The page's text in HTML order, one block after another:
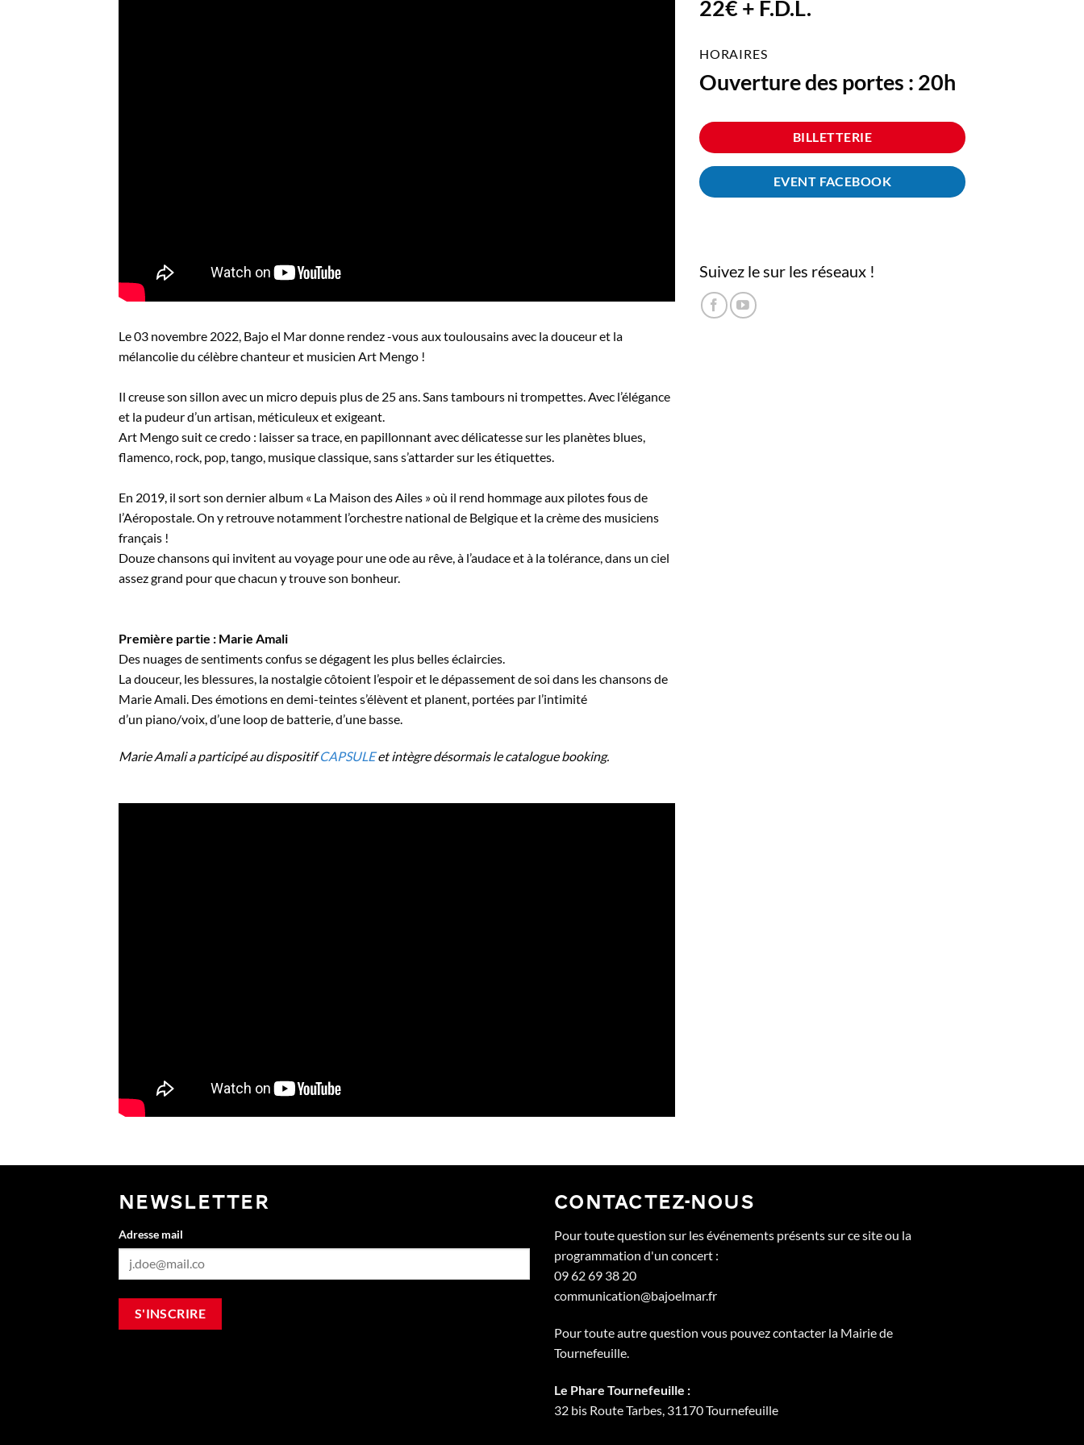
Le 03 novembre 2022, Bajo el Mar donne rendez -vous aux toulousains avec la douceur et la
mélancolie du célèbre chanteur et musicien Art Mengo !
Il creuse son sillon avec un micro depuis plus de 25 ans. Sans tambours ni trompettes. Avec l’élégance
et la pudeur d’un artisan, méticuleux et exigeant.
Art Mengo suit ce credo : laisser sa trace, en papillonnant avec délicatesse sur les planètes blues,
flamenco, rock, pop, tango, musique classique, sans s’attarder sur les étiquettes.
En 2019, il sort son dernier album « La Maison des Ailes » où il rend hommage aux pilotes fous de
l’Aéropostale. On y retrouve notamment l’orchestre national de Belgique et la crème des musiciens
français !
Douze chansons qui invitent au voyage pour une ode au rêve, à l’audace et à la tolérance, dans un ciel
assez grand pour que chacun y trouve son bonheur.
Première partie : Marie Amali
Des nuages de sentiments confus se dégagent les plus belles éclaircies.
La douceur, les blessures, la nostalgie côtoient l’espoir et le dépassement de soi dans les chansons de
Marie Amali. Des émotions en demi-teintes s’élèvent et planent, portées par l’intimité
d’un piano/voix, d’une loop de batterie, d’une basse.
Marie Amali a participé au dispositifCAPSULEet intègre désormais le catalogue booking.
22€ + F.D.L.
HORAIRES
Ouverture des portes : 20h
BILLETTERIE
EVENT FACEBOOK
Suivez le sur les réseaux !
NEWSLETTER
Adresse mail
CONTACTEZ-NOUS
Pour toute question sur les événements présents sur ce site ou la
programmation d'un concert :
09 62 69 38 20
communication@bajoelmar.fr
Pour toute autre question vous pouvez contacter la Mairie de
Tournefeuille.
Le Phare Tournefeuille :
32 bis Route Tarbes, 31170 Tournefeuille